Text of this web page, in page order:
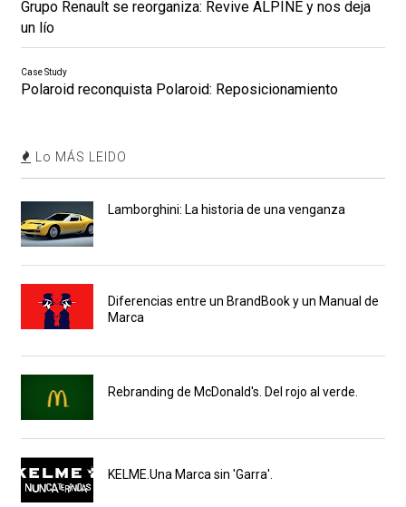
Grupo Renault se reorganiza: Revive ALPINE y nos deja
un lío
Case Study
Polaroid reconquista Polaroid: Reposicionamiento
Lo MÁS LEIDO
Lamborghini: La historia de una venganza
Diferencias entre un BrandBook y un Manual de
Marca
Rebranding de McDonald's. Del rojo al verde.
KELME.Una Marca sin 'Garra'.